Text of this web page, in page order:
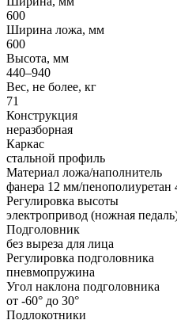
600
Ширина ложа, мм
600
Высота, мм
440–940
Вес, не более, кг
71
Конструкция
неразборная
Каркас
стальной профиль
Материал ложа/наполнитель
фанера 12 мм/пенополиуретан
Регулировка высоты
электропривод (ножная
Подголовник
без выреза для лица
Регулировка подголовника
пневмопружина
Угол наклона подголовника
от -60° до 30°
Подлокотники